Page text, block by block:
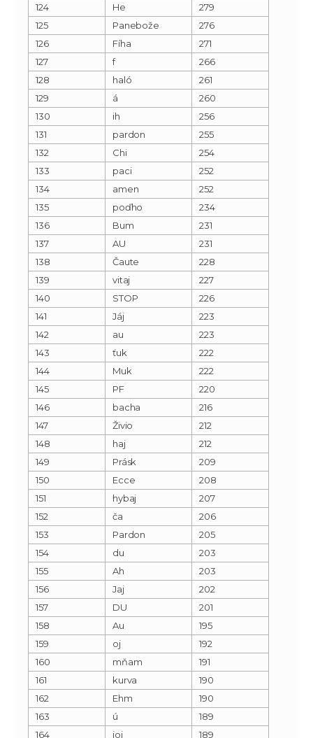
124
He
279
125
Panebože
276
126
Fíha
271
127
f
266
128
haló
261
129
á
260
130
ih
256
131
pardon
255
132
Chi
254
133
paci
252
134
amen
252
135
poďho
234
136
Bum
231
137
AU
231
138
Čaute
228
139
vitaj
227
140
STOP
226
141
Jáj
223
142
au
223
143
ťuk
222
144
Muk
222
145
PF
220
146
bacha
216
147
Živio
212
148
haj
212
149
Prásk
209
150
Ecce
208
151
hybaj
207
152
ča
206
153
Pardon
205
154
du
203
155
Ah
203
156
Jaj
202
157
DU
201
158
Au
195
159
oj
192
160
mňam
191
161
kurva
190
162
Ehm
190
163
ú
189
164
joj
189